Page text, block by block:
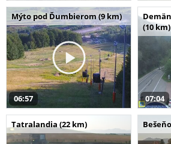
Mýto pod Ďumbierom (9 km)
06:57
(10 km)
07:04
Tatralandia (22 km)